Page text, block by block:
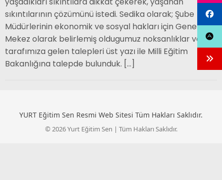
sıkıntılarının çözümünü istedi. Sedika olarak; Şube
Müdürlerinin ekonomik ve sosyal hakları için Genel
Mekez olarak belirlemiş oldugumuz noksanlıklar ve
tarafımıza gelen talepleri üst yazı ile Milli Eğitim
Bakanlığına talepde bulunduk. […]
YURT Eğitim Sen Resmi Web Sitesi Tüm Hakları Saklıdır.
© 2026 Yurt Eğitim Sen | Tüm Hakları Saklıdır.